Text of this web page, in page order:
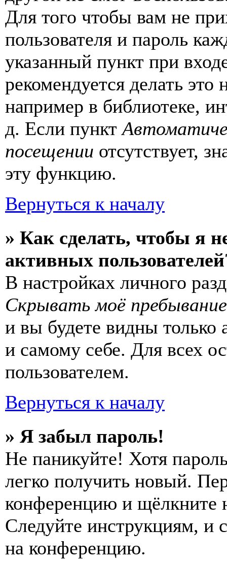
Для того чтобы вам не
пользователя и пароль
указанный пункт при
рекомендуется делать
например в библиотеке,
д. Если пункт
посещении отсутствует,
эту функцию.
Вернуться к началу
» Как сделать, чтобы я
активных
В настройках личного
Скрывать моё
и вы будете видны только
и самому себе. Для всех
пользователем.
Вернуться к началу
» Я забыл пароль!
Не паникуйте! Хотя
легко получить новый.
конференцию и щёлкните
Следуйте инструкциям, и
на конференцию.